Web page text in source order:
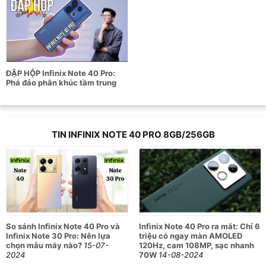
Infinix Note 40 Pro 8GB/256GB
là một mẫu điện thoại thông
minh mới ra mắt của Infinix. Đây là mẫu điện thoại với thông
số kỹ thuật ấn tượng gồm màn hình AMOLED 6.78 inch, bộ 3
camera 108MP, thời lượng pin lên tới 5000mAh. Không chỉ
vậy, nhà sản xuất còn trang bị cho máy con chip MediaTek
Helio G99 Ultimate, RAM 8GB và dung lượng lưu trữ 256GB.
Điện thoại chạy trên hệ điều hành XOS 14, hoạt động ổn định
đáp ứng nhu cầu của người dùng.
Đặc điểm nổi bật:
ĐẬP HỘP Infinix Note 40 Pro:
Phá đảo phân khúc tầm trung
TIN INFINIX NOTE 40 PRO 8GB/256GB
So sánh Infinix Note 40 Pro và
Infinix Note 30 Pro: Nên lựa
chọn mẫu máy nào? 15-07-
2024
Infinix Note 40 Pro ra mắt: Chỉ 6
triệu có ngay màn AMOLED
120Hz, cam 108MP, sạc nhanh
70W 14-08-2024